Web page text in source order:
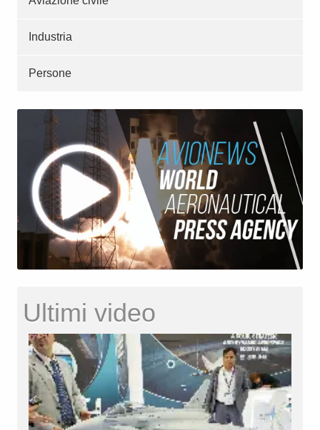
Industria
Persone
Ultimi video